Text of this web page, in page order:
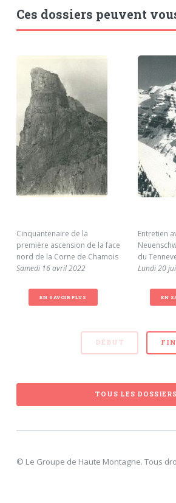
Ces dossiers peuvent
Cinquantenaire de la
première ascension de la face
nord de la Corne de Chamois
Samedi 16 avril 2022
EN SAVOIR PLUS
Entretien
du
Lundi 20
EN
DÉBUT FIN
TOUS LES DOSSIERS
© Le Groupe de Haute Montagne. Tous